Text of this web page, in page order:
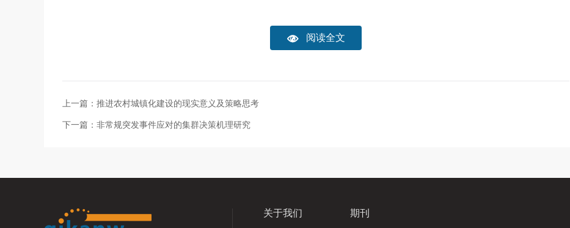
 阅读全文
上一篇：推进农村城镇化建设的现实意义及策略思考
下一篇：非常规突发事件应对的集群决策机理研究
关于我们 期刊